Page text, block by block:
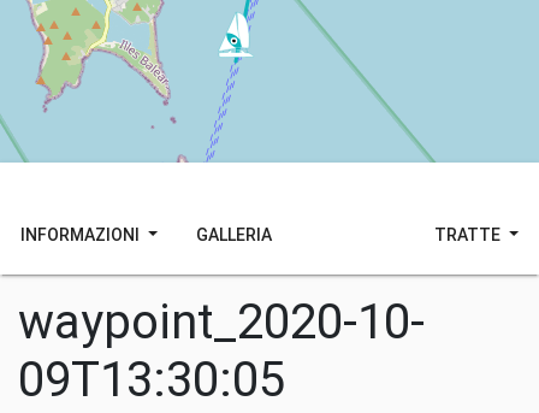
INFORMAZIONI GALLERIA TRATTE
waypoint_2020-10-
09T13:30:05